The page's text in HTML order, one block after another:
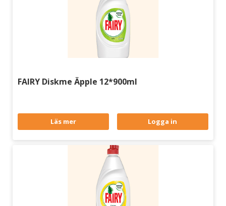
FAIRY Diskme Äpple 12*900ml
Läs mer Logga in